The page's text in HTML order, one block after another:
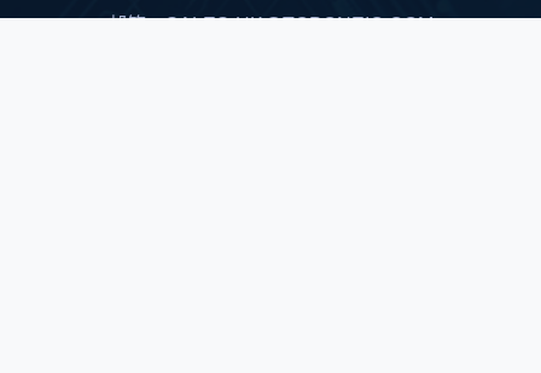
邮箱：SALES-HK@TOPONEIC.COM